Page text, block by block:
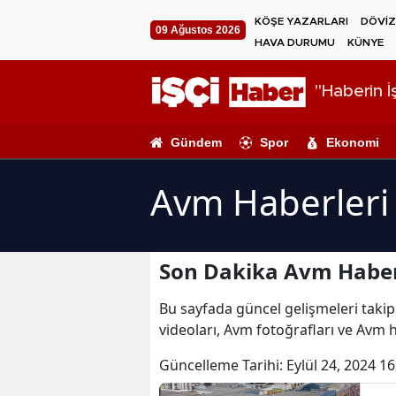
09 Ağustos 2026
KÖŞE YAZARLARI
HAVA DURUMU
KÜNYE
"Haberin
Gündem Spor Ekonomi
Avm Haberleri
Son Dakika Avm
Bu sayfada güncel gelişmeleri
videoları, Avm fotoğrafları ve Avm
Güncelleme Tarihi: Eylül 24, 2024